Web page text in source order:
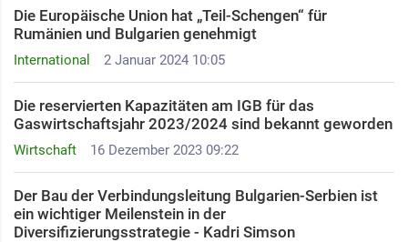
International 2 Januar 2024 10:05
Die Europäische Union hat „Teil-Schengen“ für
Rumänien und Bulgarien genehmigt
Wirtschaft 16 Dezember 2023 09:22
Die reservierten Kapazitäten am IGB für das
Gaswirtschaftsjahr 2023/2024 sind bekannt geworden
Der Bau der Verbindungsleitung Bulgarien-Serbien ist
ein wichtiger Meilenstein in der
Diversifizierungsstrategie - Kadri Simson